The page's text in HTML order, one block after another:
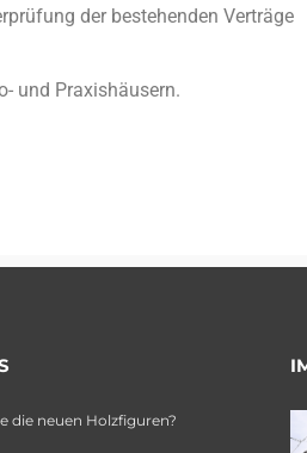
der bestehenden Verträge
und Praxishäusern.
die neuen Holzfiguren?